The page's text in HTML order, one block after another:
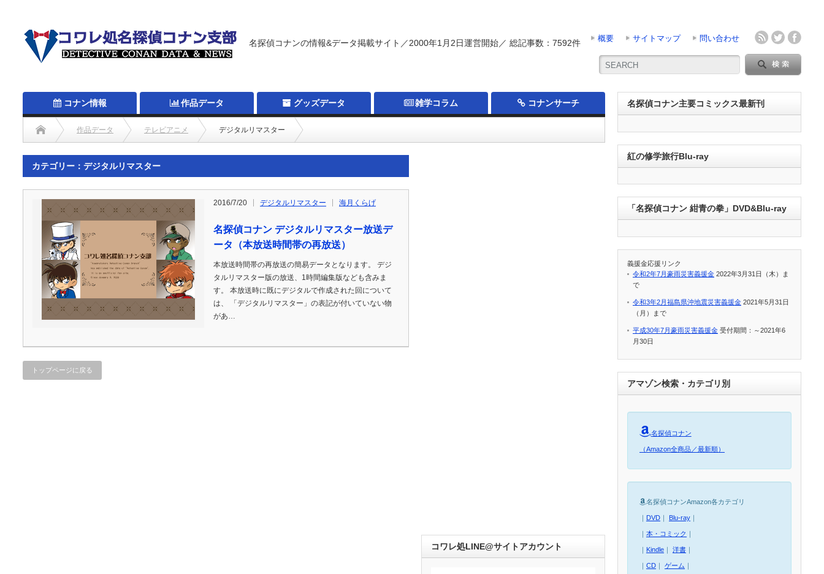
概要 サイトマップ 問い合わせ
名探偵コナンの情報&データ掲載サイト／2000年1月2日運営開始／ 総記事数：7592件
コナン情報 作品データ グッズデータ 雑学コラム コナンサーチ
作品データ テレビアニメ デジタルリマスター
カテゴリー：デジタルリマスター
2016/7/20 デジタルリマスター 海月くらげ
名探偵コナン デジタルリマスター放送デ
ータ（本放送時間帯の再放送）
本放送時間帯の再放送の簡易データとなります。 デジ
タルリマスター版の放送、1時間編集版なども含みま
す。 本放送時に既にデジタルで作成された回について
は、 「デジタルリマスター」の表記が付いていない物
があ…
トップページに戻る
コワレ処LINE@サイトアカウント
名探偵コナン主要コミックス最新刊
紅の修学旅行Blu-ray
「名探偵コナン 紺青の拳」DVD&Blu-ray
義援金応援リンク
令和2年7月豪雨災害義援金 2022年3月31日（木）ま
で
令和3年2月福島県沖地震災害義援金 2021年5月31日
（月）まで
平成30年7月豪雨災害義援金 受付期間：～2021年6
月30日
アマゾン検索・カテゴリ別
名探偵コナン
（Amazon全商品／最新順）
名探偵コナンAmazon各カテゴリ
｜ DVD ｜ Blu-ray ｜
｜ 本・コミック ｜
｜ Kindle ｜ 洋書 ｜
｜ CD ｜ ゲーム ｜